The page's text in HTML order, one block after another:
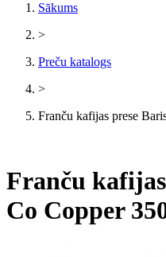
Sākums
>
Preču katalogs
>
Franču kafijas prese
Franču
Co Copper